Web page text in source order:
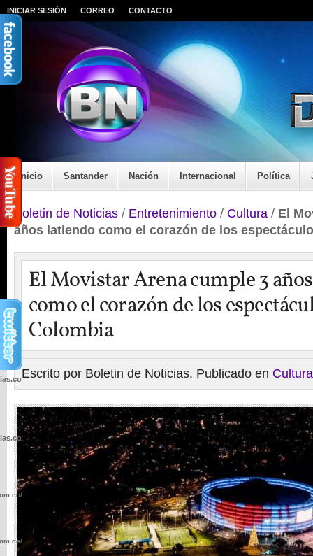
INICIAR SESIÓN CORREO CONTACTO
Inicio Santander Nación Internacional Política
Boletin de Noticias / Entretenimiento / Cultura / El
años latiendo como el corazón de los
El Movistar Arena cumple 3
como el corazón de los
Colombia
Escrito por Boletin de Noticias. Publicado en Cultura
wp-
wp-
wp-
wp-